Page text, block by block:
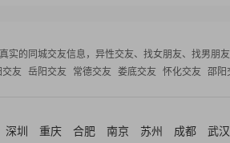
实的同城交友信息，异性交友、找女朋友、找男朋
交友 岳阳交友 常德交友 娄底交友 怀化交友 邵阳
深圳 重庆 合肥 南京 苏州 成都 武汉